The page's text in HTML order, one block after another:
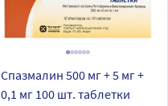
Спазмалин 500 мг + 5 мг +
0,1 мг 100 шт. таблетки